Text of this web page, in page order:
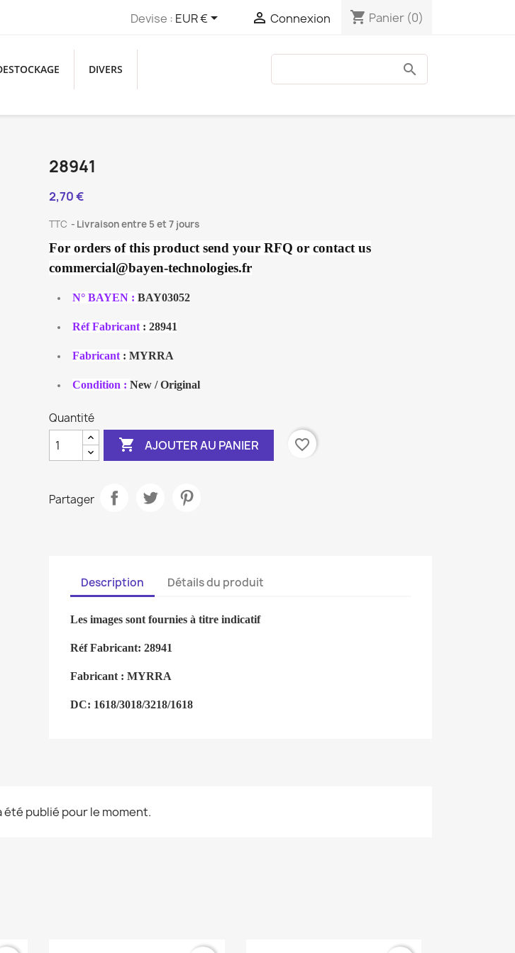
Devise : EUR €  Connexion shopping_cart Panier (0)
DIVERS
28941
2,70 €
TTC Livraison entre 5 et 7 jours
For orders of this product send your RFQ or contact us
commercial@bayen-technologies.fr
N° BAYEN : BAY03052
Réf Fabricant : 28941
Fabricant : MYRRA
Condition : New / Original
Quantité
 AJOUTER AU PANIER favorite_border
Partager
Description Détails du produit
Les images sont fournies à titre indicatif
Réf Fabricant: 28941
Fabricant : MYRRA
DC: 1618/3018/3218/1618
été publié pour le moment.